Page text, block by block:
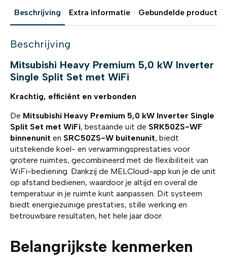
Beschrijving Extra informatie Gebundelde producten
Beschrijving
Mitsubishi Heavy Premium 5,0 kW Inverter
Single Split Set met WiFi
Krachtig, efficiënt en verbonden
De Mitsubishi Heavy Premium 5,0 kW Inverter Single
Split Set met WiFi, bestaande uit de SRK50ZS-WF
binnenunit en SRC50ZS-W buitenunit, biedt
uitstekende koel- en verwarmingsprestaties voor
grotere ruimtes, gecombineerd met de flexibiliteit van
WiFi-bediening. Dankzij de MELCloud-app kun je de unit
op afstand bedienen, waardoor je altijd en overal de
temperatuur in je ruimte kunt aanpassen. Dit systeem
biedt energiezuinige prestaties, stille werking en
betrouwbare resultaten, het hele jaar door.
Belangrijkste kenmerken